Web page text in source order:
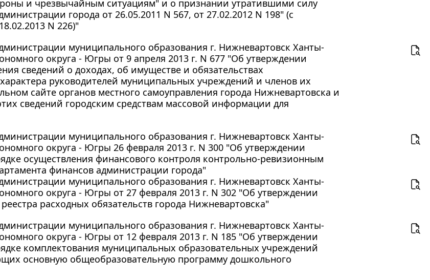
и чрезвычайным ситуациям" и о признании утратившими силу
города от 26.05.2011 N 567, от 27.02.2012 N 198" (с
N 226)"
муниципального образования г. Нижневартовск Ханты-
округа - Югры от 9 апреля 2013 г. N 677 "Об утверждении
сведений о доходах, об имуществе и обязательствах
руководителей муниципальных учреждений и членов их
сайте органов местного самоуправления города Нижневартовска и
сведений городским средствам массовой информации для
муниципального образования г. Нижневартовск Ханты-
округа - Югры 26 февраля 2013 г. N 300 "Об утверждении
осуществления финансового контроля контрольно-ревизионным
финансов администрации города"
муниципального образования г. Нижневартовск Ханты-
округа - Югры от 27 февраля 2013 г. N 302 "Об утверждении
расходных обязательств города Нижневартовска"
муниципального образования г. Нижневартовск Ханты-
округа - Югры от 12 февраля 2013 г. N 185 "Об утверждении
комплектования муниципальных образовательных учреждений
основную общеобразовательную программу дошкольного